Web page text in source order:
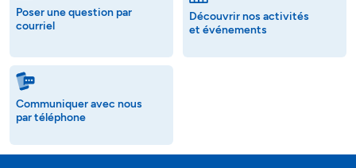
Poser une question par
courriel
Découvrir nos activités
et événements
Communiquer avec nous
par téléphone